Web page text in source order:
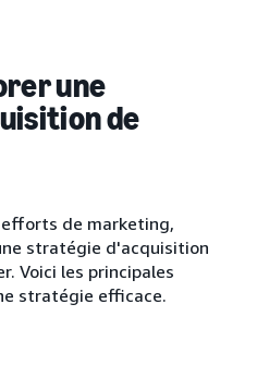
une
de
de marketing,
stratégie d'acquisition
Voici les principales
stratégie efficace.